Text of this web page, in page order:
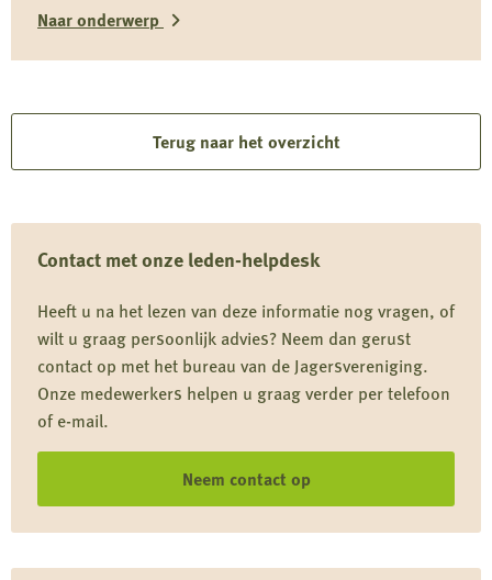
Contact met onze leden-helpdesk
Heeft u na het lezen van deze informatie nog vragen, of
wilt u graag persoonlijk advies? Neem dan gerust
contact op met het bureau van de Jagersvereniging.
Onze medewerkers helpen u graag verder per telefoon
of e-mail.
Neem contact op
Naar onderwerp
Zweden
Terug naar het overzicht